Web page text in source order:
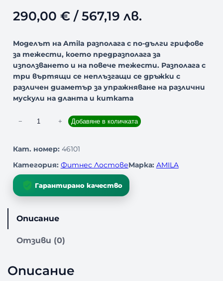
290,00 €/ 567,19 лв.
Моделът на Amila разполага с по-дълги грифове
за тежести, което предразполага за
използването и на повече тежести. Разполага с
три въртящи се неплъзгащи се дръжки с
различен диаметър за упражняване на различни
мускули на дланта и китката
ч
е
с
т
о
и
т
− + Добавяне в количката
Кат. номер: 46101
Категория: Фитнес ЛостовеМарка: AMILA
Гарантирано качество
Описание
Отзиви (0)
Описание